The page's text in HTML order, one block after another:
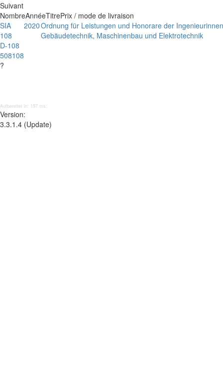
Suivant
NombreAnnéeTitrePrix / mode de livraison
SIA
108
D-108
508108
?
2020Ordnung für Leistungen und Honorare der
Gebäudetechnik, Maschinenbau und Elektrotechnik
Aufbereitet in: 157 ms;
Version:
3.3.1.4 (Update)